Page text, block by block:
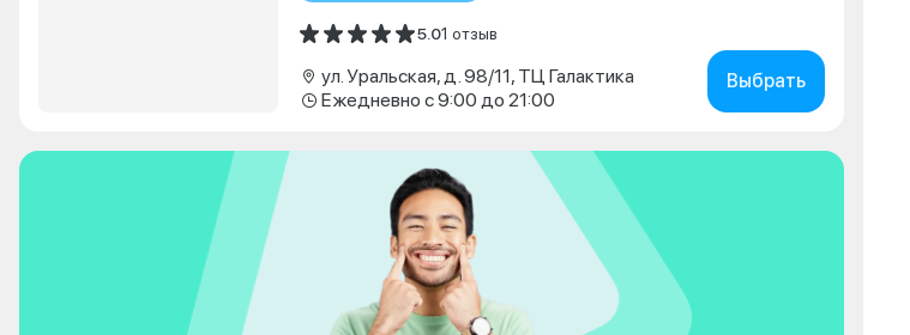
5.01 отзыв
ул. Уральская, д. 98/11, ТЦ Галактика
Ежедневно с 9:00 до 21:00
Выбрать